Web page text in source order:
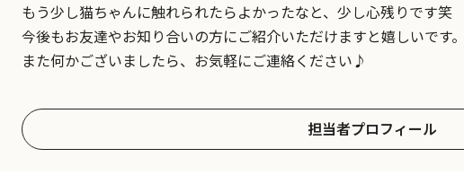
もう少し猫ちゃんに触れられたらよかったなと、少し心残りです笑
今後もお友達やお知り合いの方にご紹介いただけますと嬉しいです。
また何かございましたら、お気軽にご連絡ください♪
担当者プロフィール